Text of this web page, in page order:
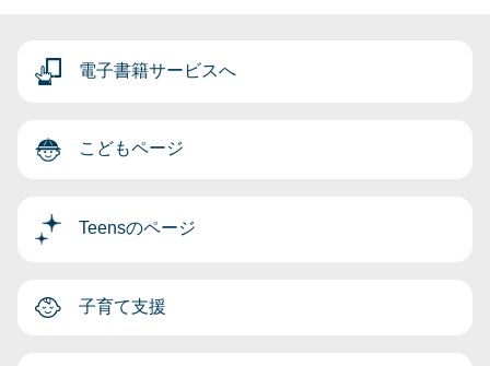
電子書籍サービスへ
こどもページ
Teensのページ
子育て支援